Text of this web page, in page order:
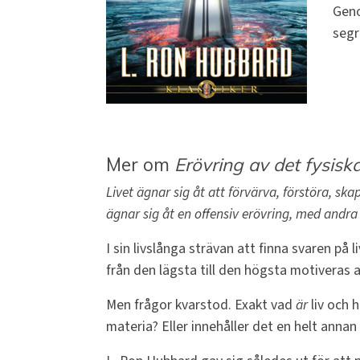
Mer om Erövring av det
Livet ägnar sig åt att förvärva, förstöra,
ägnar sig åt en offensiv erövring, med
I sin livslånga strävan att finna svaren på
från den lägsta till den högsta motiveras
Men frågor kvarstod. Exakt vad ärliv och
materia? Eller innehåller det en helt